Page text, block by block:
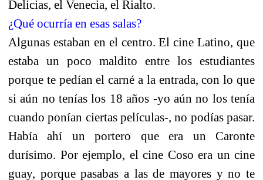
Delicias, el Venecia, el Rialto.
¿Qué ocurría en esas salas?
Algunas estaban en el centro. El cine Latino, que
estaba un poco maldito entre los estudiantes
porque te pedían el carné a la entrada, con lo que
si aún no tenías los 18 años -yo aún no los tenía
cuando ponían ciertas películas-, no podías pasar.
Había ahí un portero que era un Caronte
durísimo. Por ejemplo, el cine Coso era un cine
guay, porque pasabas a las de mayores y no te